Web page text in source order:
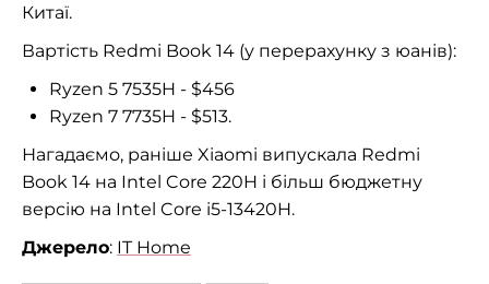
Китаї.
Вартість Redmi Book 14 (у перерахунку з юанів):
Ryzen 5 7535H - $456
Ryzen 7 7735H - $513.
Нагадаємо, раніше Xiaomi випускала Redmi
Book 14 на Intel Core 220H і більш бюджетну
версію на Intel Core i5-13420H.
Джерело: IT Home